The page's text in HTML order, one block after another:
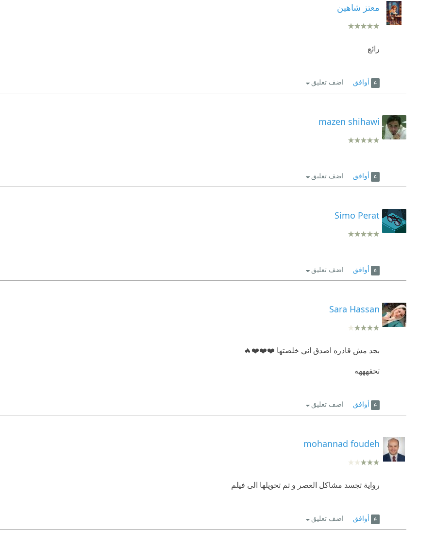
معتز شاهين
رائع
أوافق اضف تعليق
mazen shihawi
أوافق اضف تعليق
Simo Perat
أوافق اضف تعليق
Sara Hassan
بجد مش قادره اصدق اني خلصتها ❤️❤️❤️🔥
تحفهههه
أوافق اضف تعليق
mohannad foudeh
رواية تجسد مشاكل العصر و تم تحويلها الى فيلم
أوافق اضف تعليق